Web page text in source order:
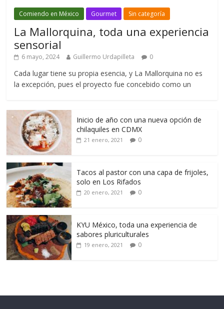
Comiendo en México Gourmet Sin categoría
La Mallorquina, toda una experiencia
sensorial
6 mayo, 2024 Guillermo Urdapilleta 0
Cada lugar tiene su propia esencia, y La Mallorquina no es
la excepción, pues el proyecto fue concebido como un
Inicio de año con una nueva opción de
chilaquiles en CDMX
21 enero, 2021 0
Tacos al pastor con una capa de frijoles,
solo en Los Rifados
20 enero, 2021 0
KYU México, toda una experiencia de
sabores pluriculturales
19 enero, 2021 0